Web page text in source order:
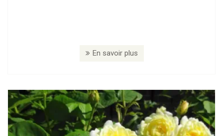
En savoir plus